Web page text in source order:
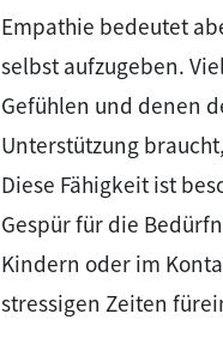
Empathie bedeutet
selbst aufzugeben.
Gefühlen und denen
Unterstützung
Diese Fähigkeit ist
Gespür für die
Kindern oder im
stressigen Zeiten